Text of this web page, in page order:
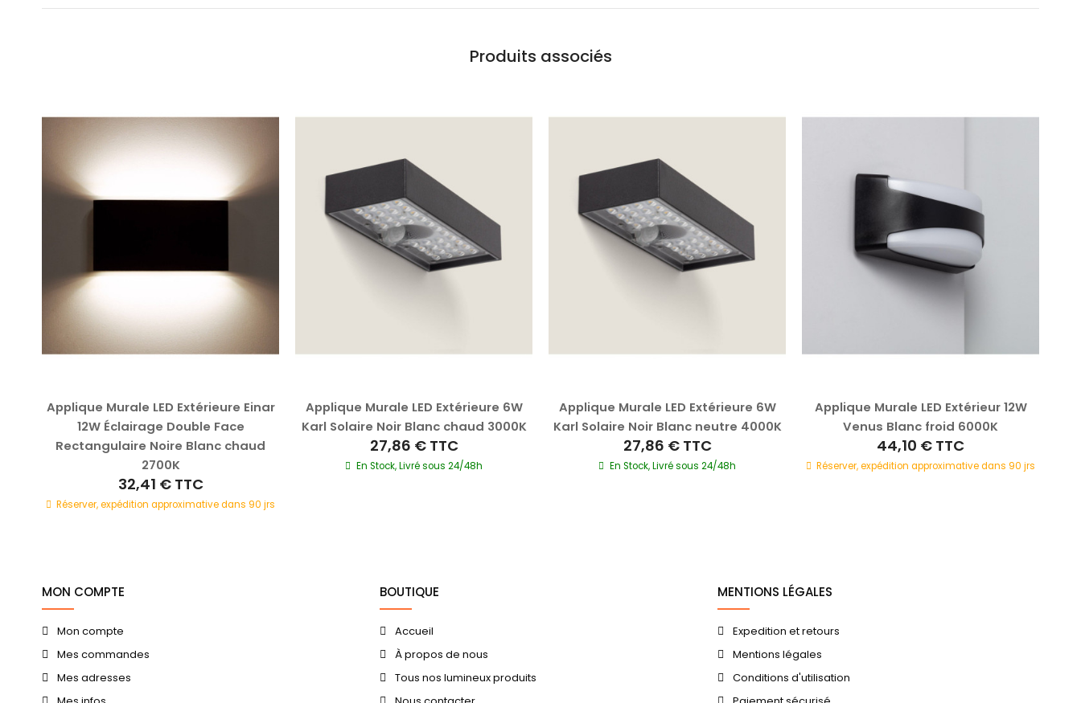
Produits associés
Applique Murale LED Extérieure Einar
12W Éclairage Double Face
Rectangulaire Noire Blanc chaud
2700K
32,41 € TTC
Réserver, expédition approximative dans 90 jrs
Applique Murale LED Extérieure 6W
Karl Solaire Noir Blanc chaud 3000K
27,86 € TTC
En Stock, Livré sous 24/48h
Applique Murale LED Extérieure 6W
Karl Solaire Noir Blanc neutre 4000K
27,86 € TTC
En Stock, Livré sous 24/48h
Applique Murale LED Extérieur 12W
Venus Blanc froid 6000K
44,10 € TTC
Réserver, expédition approximative dans 90 jrs
MON COMPTE
Mon compte
Mes commandes
Mes adresses
BOUTIQUE
Accueil
À propos de nous
Tous nos lumineux produits
MENTIONS LÉGALES
Expedition et retours
Mentions légales
Conditions d'utilisation